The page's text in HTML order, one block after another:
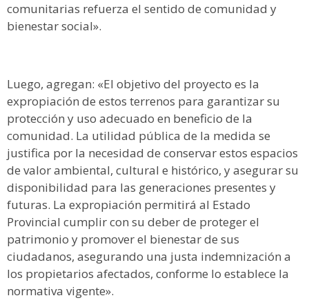
comunitarias refuerza el sentido de comunidad y
bienestar social».
Luego, agregan: «El objetivo del proyecto es la
expropiación de estos terrenos para garantizar su
protección y uso adecuado en beneficio de la
comunidad. La utilidad pública de la medida se
justifica por la necesidad de conservar estos espacios
de valor ambiental, cultural e histórico, y asegurar su
disponibilidad para las generaciones presentes y
futuras. La expropiación permitirá al Estado
Provincial cumplir con su deber de proteger el
patrimonio y promover el bienestar de sus
ciudadanos, asegurando una justa indemnización a
los propietarios afectados, conforme lo establece la
normativa vigente».